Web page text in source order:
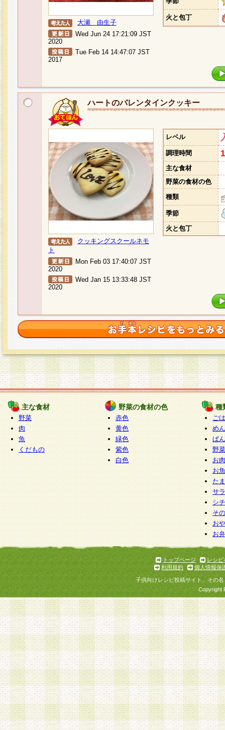
大瀬 由生子
Wed Jun 24 17:21:09 JST
2020
Tue Feb 14 14:47:07 JST
2017
火と包丁
ハートのバレンタインクッキー
クッキングスクールネモ
ト
Mon Feb 03 17:40:07 JST
2020
Wed Jan 15 13:33:48 JST
2020
レベル
調理時間
主な食材
野菜の食材の色
種類
季節
火と包丁
主な食材
野菜
肉
魚
くだもの
野菜の食材の色
赤色
黄色
緑色
紫色
白色
種
ご
めん
ぱん
野
お
お
た
サ
シ
そ
お
お
トップページ
レシピ
利用規約
個人情報保
子供向けレシピ投稿サイト、その
Copyright